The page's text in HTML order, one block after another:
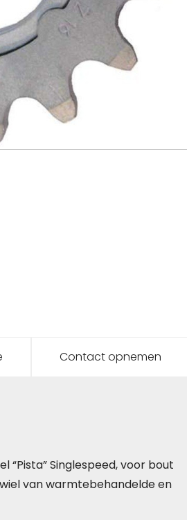
Contact opnemen
“Pista” Singlespeed, voor bout
van warmtebehandelde en